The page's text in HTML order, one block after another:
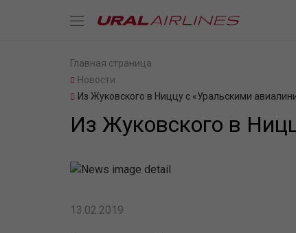
Главная страница
Новости
Из Жуковского в Ниццу с «Уральскими
Из Жуковского в
13.02.2019